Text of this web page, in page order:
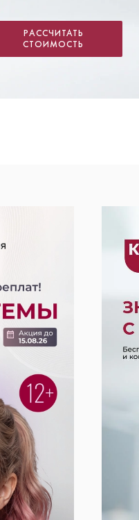
РАССЧИТАТЬ
СТОИМОСТЬ